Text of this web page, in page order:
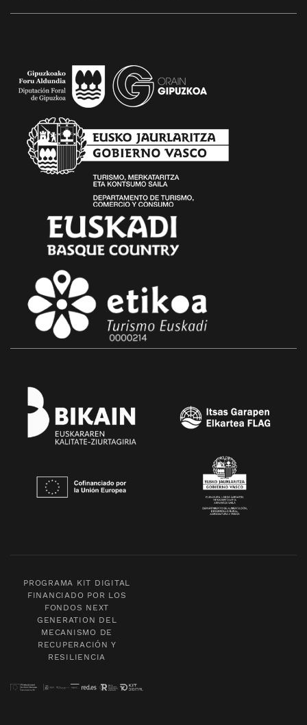
PROGRAMA KIT DIGITAL
FINANCIADO POR LOS
FONDOS NEXT
GENERATION DEL
MECANISMO DE
RECUPERACIÓN Y
RESILIENCIA